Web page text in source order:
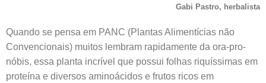
Gabi Pastro, herbalista
Quando se pensa em PANC (Plantas Alimentícias não
Convencionais) muitos lembram rapidamente da ora-pro-
nóbis, essa planta incrível que possui folhas riquíssimas em
proteína e diversos aminoácidos e frutos ricos em